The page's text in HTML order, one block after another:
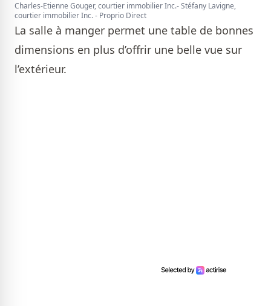
Charles-Etienne Gouger, courtier immobilier Inc.- Stéfany Lavigne,
courtier immobilier Inc. - Proprio Direct
La salle à manger permet une table de bonnes
dimensions en plus d’offrir une belle vue sur
l’extérieur.